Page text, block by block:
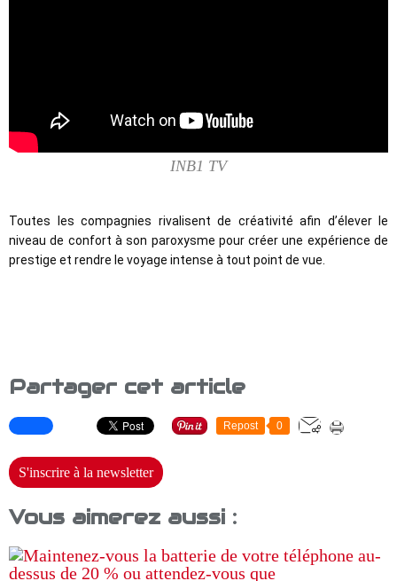
INB1 TV
Toutes les compagnies rivalisent de créativité afin d’élever le
niveau de confort à son paroxysme pour créer une expérience de
prestige et rendre le voyage intense à tout point de vue.
Partager cet article
Repost 0
S'inscrire à la newsletter
Vous aimerez aussi :